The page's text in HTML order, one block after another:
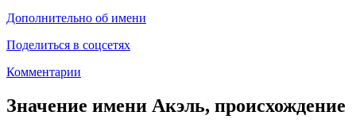
Дополнительно об имени
Поделиться в соцсетях
Комментарии
Значение имени Акэль, происхождение